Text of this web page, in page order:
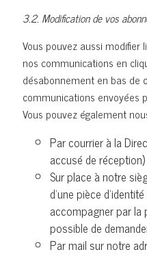
3.2. Modification de vos
Vous pouvez aussi
nos communications en
désabonnement en bas de
communications envoyées
Vous pouvez également
Par courrier à la
accusé de réception)
Sur place à notre
d’une pièce
accompagner par la
possible de
Par mail sur notre